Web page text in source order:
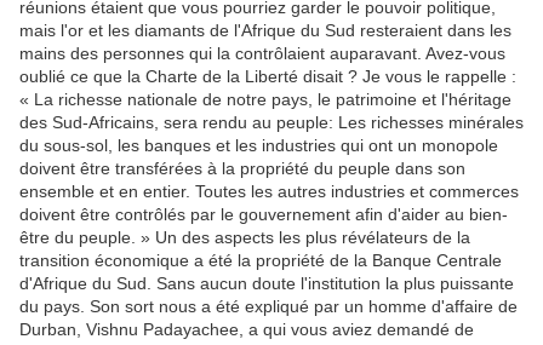
réunions étaient que vous pourriez garder le pouvoir politique,
mais l'or et les diamants de l'Afrique du Sud resteraient dans les
mains des personnes qui la contrôlaient auparavant. Avez-vous
oublié ce que la Charte de la Liberté disait ? Je vous le rappelle :
« La richesse nationale de notre pays, le patrimoine et l'héritage
des Sud-Africains, sera rendu au peuple: Les richesses minérales
du sous-sol, les banques et les industries qui ont un monopole
doivent être transférées à la propriété du peuple dans son
ensemble et en entier. Toutes les autres industries et commerces
doivent être contrôlés par le gouvernement afin d'aider au bien-
être du peuple. » Un des aspects les plus révélateurs de la
transition économique a été la propriété de la Banque Centrale
d'Afrique du Sud. Sans aucun doute l'institution la plus puissante
du pays. Son sort nous a été expliqué par un homme d'affaire de
Durban, Vishnu Padayachee, a qui vous aviez demandé de